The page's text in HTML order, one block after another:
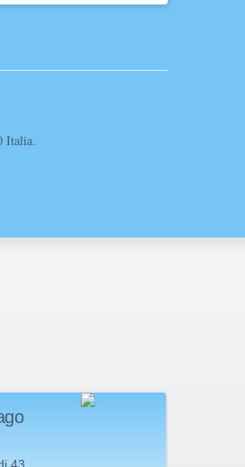
Italia.